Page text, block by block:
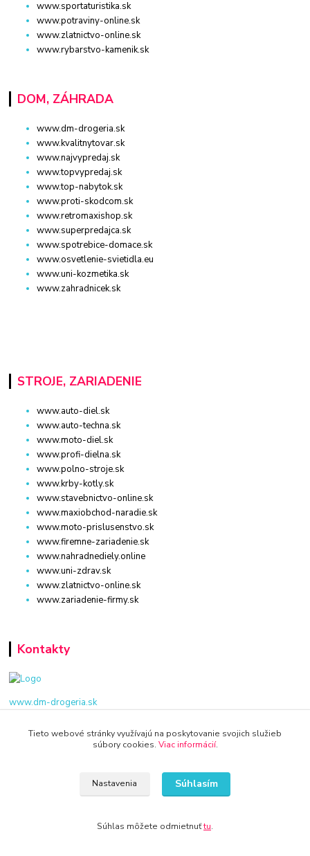
www.sportaturistika.sk
www.potraviny-online.sk
www.zlatnictvo-online.sk
www.rybarstvo-kamenik.sk
DOM, ZÁHRADA
www.dm-drogeria.sk
www.kvalitnytovar.sk
www.najvypredaj.sk
www.topvypredaj.sk
www.top-nabytok.sk
www.proti-skodcom.sk
www.retromaxishop.sk
www.superpredajca.sk
www.spotrebice-domace.sk
www.osvetlenie-svietidla.eu
www.uni-kozmetika.sk
www.zahradnicek.sk
STROJE, ZARIADENIE
www.auto-diel.sk
www.auto-techna.sk
www.moto-diel.sk
www.profi-dielna.sk
www.polno-stroje.sk
www.krby-kotly.sk
www.stavebnictvo-online.sk
www.maxiobchod-naradie.sk
www.moto-prislusenstvo.sk
www.firemne-zariadenie.sk
www.nahradnediely.online
www.uni-zdrav.sk
www.zlatnictvo-online.sk
www.zariadenie-firmy.sk
Kontakty
www.dm-drogeria.sk
Viktória
+421 940 949 000
info@kamenik.sk
Tieto webové stránky využívajú na poskytovanie svojich služieb
súbory cookies. Viac informácií.
Nastavenia Súhlasím
Súhlas môžete odmietnuťtu.